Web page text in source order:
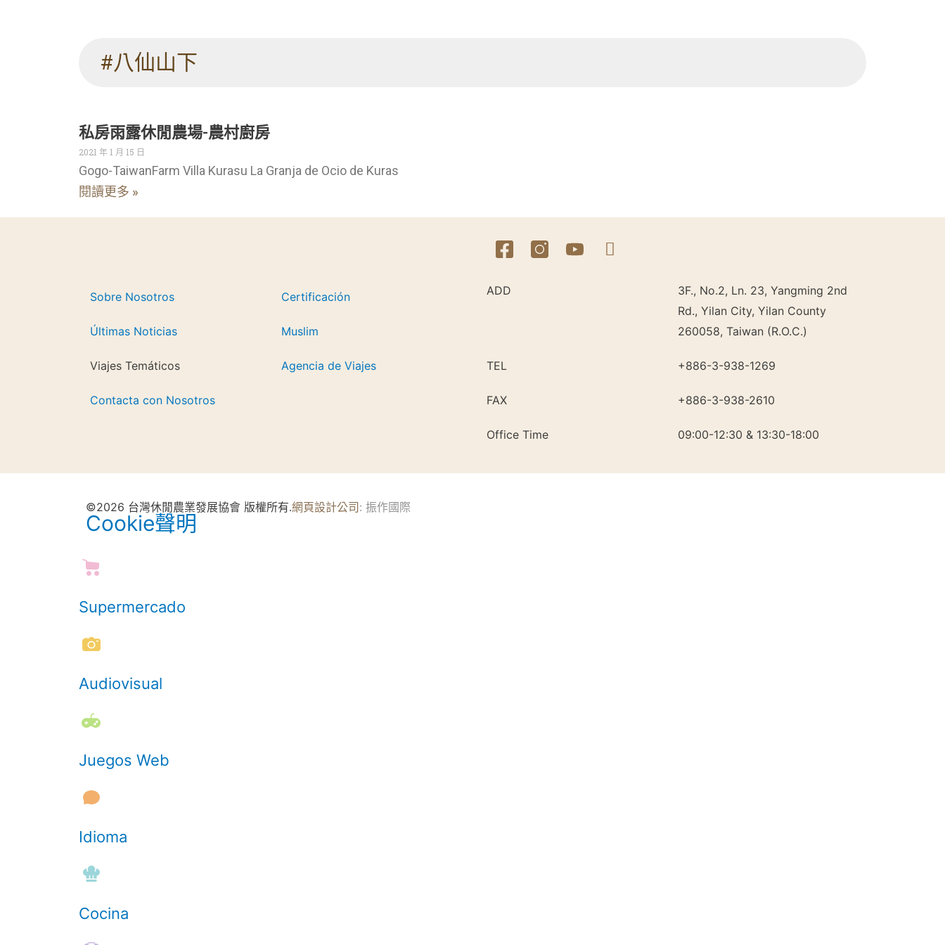
#八仙山下
私房雨露休閒農場-農村廚房
2021 年 1 月 15 日
Gogo-TaiwanFarm Villa Kurasu La Granja de Ocio de Kuras
閱讀更多 »
Sobre Nosotros
Últimas Noticias
Viajes Temáticos
Contacta con Nosotros
Certificación
Muslim
Agencia de Viajes
ADD
3F., No.2, Ln. 23, Yangming 2nd
Rd., Yilan City, Yilan County
260058, Taiwan (R.O.C.)
TEL +886-3-938-1269​
FAX +886-3-938-2610
Office Time 09:00-12:30 & 13:30-18:00
©2026 台灣休閒農業發展協會 版權所有.網頁設計公司 : 振作國際
Cookie聲明
Supermercado
Audiovisual
Juegos Web
Idioma
Cocina